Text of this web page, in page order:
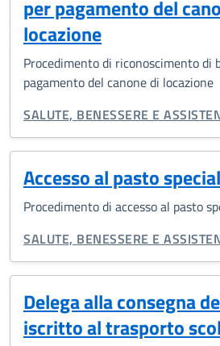
per pagamento del
locazione
Procedimento di riconoscimento di
pagamento del canone di locazione
CATEGORIA CORRELATA:
SALUTE, BENESSERE E
Accesso al pasto
Procedimento di accesso al pasto
CATEGORIA CORRELATA:
SALUTE, BENESSERE E
Delega alla consegna
iscritto al trasporto